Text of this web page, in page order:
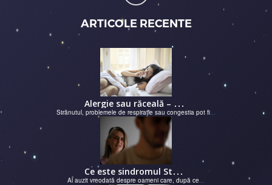
ARTICOLE RECENTE
A
lergie sau răceală – cum îţi dai seama de ce suferi și de ce conteaz...
Strănutul, problemele de respirație sau congestia pot fi
C
e este sindromul Stockholm și de ce victimele își apără agresorii.
Ai auzit vreodată despre oameni care, după ce